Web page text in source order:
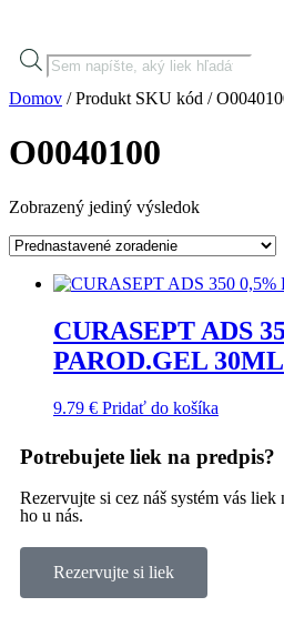
Domov / Produkt SKU kód /
O0040100
Zobrazený jediný výsledok
CURASEPT ADS
PAROD.GEL 30ML
9.79 € Pridať do košíka
Potrebujete liek na predpis?
Rezervujte si cez náš systém vás
ho u nás.
Rezervujte si liek